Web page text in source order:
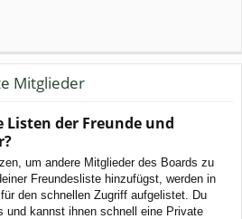
Mitglieder
Listen der Freunde und
um andere Mitglieder des Boards zu
Freundesliste hinzufügst, werden in
den schnellen Zugriff aufgelistet. Du
und kannst ihnen schnell eine Private